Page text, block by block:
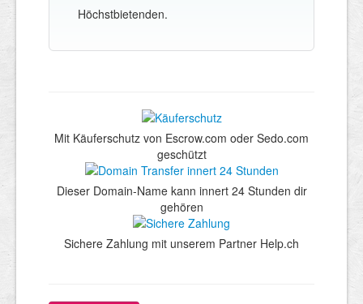
Höchstbietenden.
Mit Käuferschutz von Escrow.com oder Sedo.com
geschützt
Dieser Domain-Name kann innert 24 Stunden dir
gehören
Sichere Zahlung mit unserem Partner Help.ch